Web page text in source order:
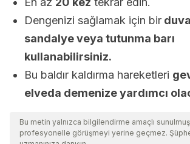
Dengenizi sağlamak için bir
sandalye veya tutunma barı
kullanabilirsiniz.
Bu baldır kaldırma hareketleri
elveda demenize yardımcı
Bu metin yalnızca bilgilendirme amaçlı
profesyonelle görüşmeyi yerine geçmez.